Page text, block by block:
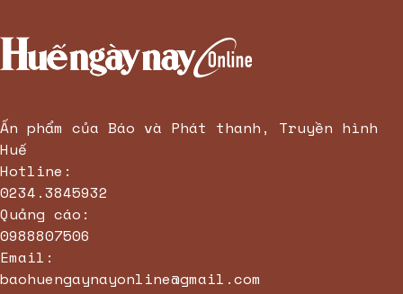
Ấn phẩm của Báo và Phát thanh, Truyền hình
Huế
Hotline:
0234.3845932
Quảng cáo:
0988807506
Email:
baohuengaynayonline@gmail.com